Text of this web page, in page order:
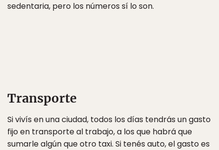
sedentaria, pero los números sí lo son.
Transporte
Si vivís en una ciudad, todos los días tendrás un gasto
fijo en transporte al trabajo, a los que habrá que
sumarle algún que otro taxi. Si tenés auto, el gasto es